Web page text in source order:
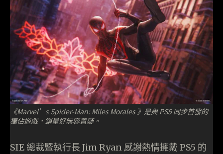
《Marvel’s Spider-Man: Miles Morales 》是與 PS5 同步首發的
獨佔遊戲，銷量好無容置疑。
SIE 總裁暨執行長 Jim Ryan 感謝熱情擁戴 PS5 的